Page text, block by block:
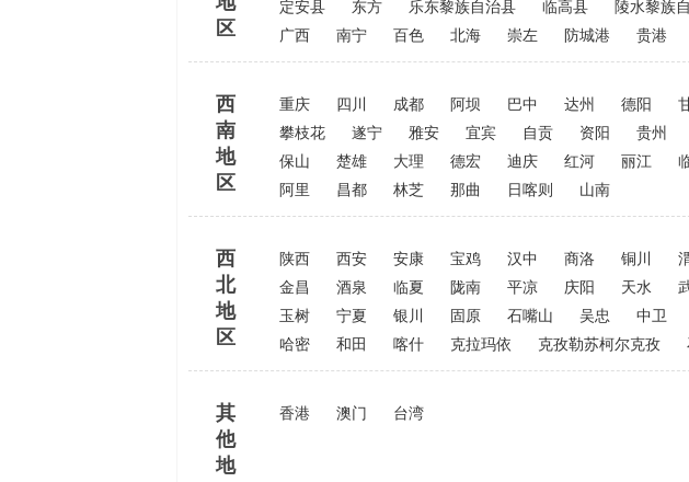
区
定安县
东方 乐东黎族自治县 临高县 陵水黎族
广西
南宁 百色 北海 崇左 防城港 贵港
西
南
地
区
重庆 四川 成都 阿坝 巴中 达州 德阳
攀枝花
遂宁 雅安 宜宾 自贡 资阳 贵州
保山
楚雄 大理 德宏 迪庆 红河 丽江
阿里
昌都 林芝 那曲 日喀则 山南
西
北
地
区
陕西 西安 安康 宝鸡 汉中 商洛 铜川
金昌
酒泉 临夏 陇南 平凉 庆阳 天水
玉树
宁夏 银川 固原 石嘴山 吴忠 中卫
哈密
和田 喀什 克拉玛依 克孜勒苏柯尔克孜
其
他
地
香港 澳门 台湾